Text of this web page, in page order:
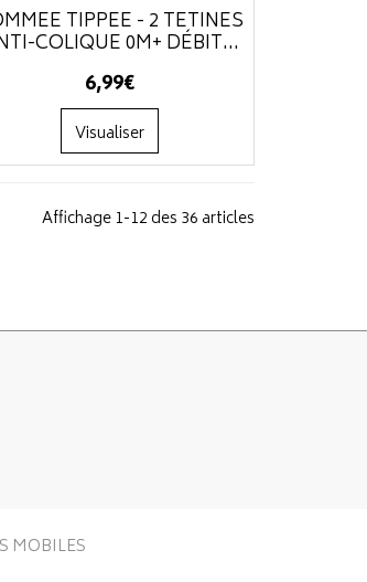
TIPPEE - 2 TÉTINES
COLIQUE 0M+ DÉBIT...
6,99€
Visualiser
Affichage 1-12 des 36 articles
MOBILES